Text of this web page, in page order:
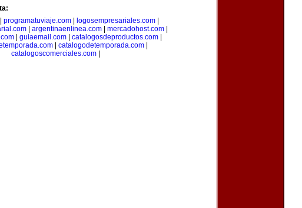
programatuviaje.com logosempresariales.com
argentinaenlinea.com mercadohost.com
| guiaemail.com| catalogosdeproductos.com|
| catalogodetemporada.com|
catalogoscomerciales.com|